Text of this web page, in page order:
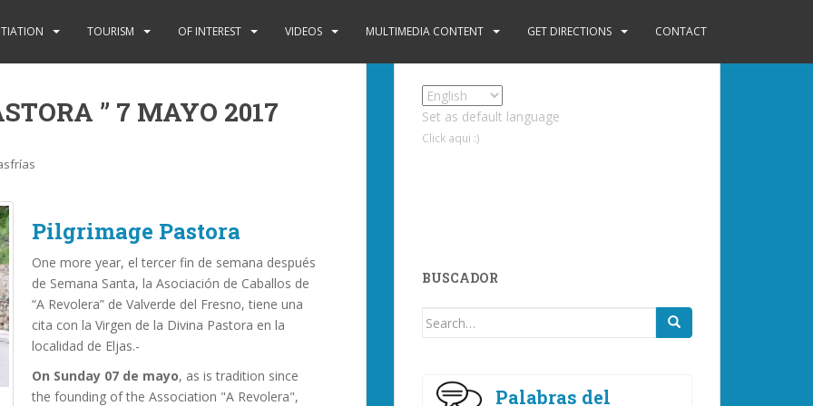
TOURISM OF INTEREST VIDEOS MULTIMEDIA CONTENT GET DIRECTIONS CONTACT
” 7 MAYO 2017
Pilgrimage Pastora
One more year, el tercer fin de semana después
de Semana Santa, la Asociación de Caballos de
“A Revolera” de Valverde del Fresno, tiene una
cita con la Virgen de la Divina Pastora en la
localidad de Eljas.-
On Sunday 07 de mayo, as is tradition since
the founding of the Association "A Revolera",
Set as default language
Click aqui :)
BUSCADOR
Search
Palabras del